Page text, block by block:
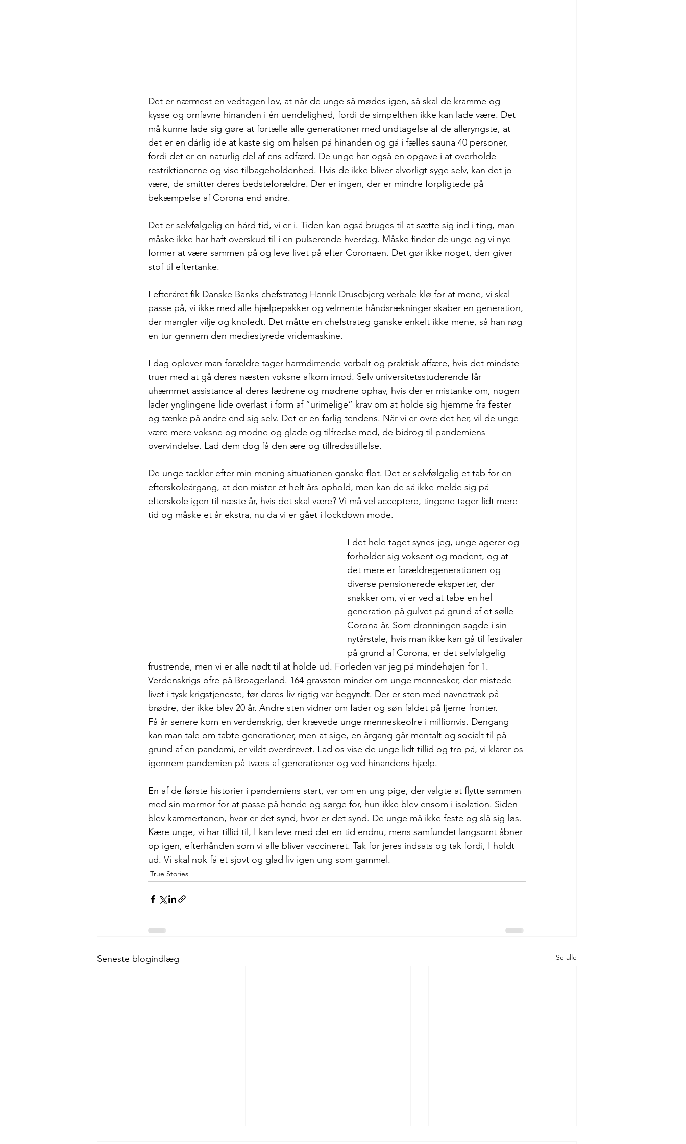
Det er nærmest en vedtagen lov, at når de unge så mødes igen, så skal de kramme og
kysse og omfavne hinanden i én uendelighed, fordi de simpelthen ikke kan lade være. Det
må kunne lade sig gøre at fortælle alle generationer med undtagelse af de alleryngste, at
det er en dårlig ide at kaste sig om halsen på hinanden og gå i fælles sauna 40 personer,
fordi det er en naturlig del af ens adfærd. De unge har også en opgave i at overholde
restriktionerne og vise tilbageholdenhed. Hvis de ikke bliver alvorligt syge selv, kan det jo
være, de smitter deres bedsteforældre. Der er ingen, der er mindre forpligtede på
bekæmpelse af Corona end andre.
Det er selvfølgelig en hård tid, vi er i. Tiden kan også bruges til at sætte sig ind i ting, man
måske ikke har haft overskud til i en pulserende hverdag. Måske finder de unge og vi nye
former at være sammen på og leve livet på efter Coronaen. Det gør ikke noget, den giver
stof til eftertanke.
I efteråret fik Danske Banks chefstrateg Henrik Drusebjerg verbale klø for at mene, vi skal
passe på, vi ikke med alle hjælpepakker og velmente håndsrækninger skaber en generation,
der mangler vilje og knofedt. Det måtte en chefstrateg ganske enkelt ikke mene, så han røg
en tur gennem den mediestyrede vridemaskine.
I dag oplever man forældre tager harmdirrende verbalt og praktisk affære, hvis det mindste
truer med at gå deres næsten voksne afkom imod. Selv universitetsstuderende får
uhæmmet assistance af deres fædrene og mødrene ophav, hvis der er mistanke om, nogen
lader ynglingene lide overlast i form af ”urimelige” krav om at holde sig hjemme fra fester
og tænke på andre end sig selv. Det er en farlig tendens. Når vi er ovre det her, vil de unge
være mere voksne og modne og glade og tilfredse med, de bidrog til pandemiens
overvindelse. Lad dem dog få den ære og tilfredsstillelse.
De unge tackler efter min mening situationen ganske flot. Det er selvfølgelig et tab for en
efterskoleårgang, at den mister et helt års ophold, men kan de så ikke melde sig på
efterskole igen til næste år, hvis det skal være? Vi må vel acceptere, tingene tager lidt mere
tid og måske et år ekstra, nu da vi er gået i lockdown mode.
I det hele taget synes jeg, unge agerer og
forholder sig voksent og modent, og at
det mere er forældregenerationen og
diverse pensionerede eksperter, der
snakker om, vi er ved at tabe en hel
generation på gulvet på grund af et sølle
Corona-år. Som dronningen sagde i sin
nytårstale, hvis man ikke kan gå til festivaler
på grund af Corona, er det selvfølgelig
frustrende, men vi er alle nødt til at holde ud. Forleden var jeg på mindehøjen for 1.
Verdenskrigs ofre på Broagerland. 164 gravsten minder om unge mennesker, der mistede
livet i tysk krigstjeneste, før deres liv rigtig var begyndt. Der er sten med navnetræk på
brødre, der ikke blev 20 år. Andre sten vidner om fader og søn faldet på fjerne fronter.
Få år senere kom en verdenskrig, der krævede unge menneskeofre i millionvis. Dengang
kan man tale om tabte generationer, men at sige, en årgang går mentalt og socialt til på
grund af en pandemi, er vildt overdrevet. Lad os vise de unge lidt tillid og tro på, vi klarer os
igennem pandemien på tværs af generationer og ved hinandens hjælp.
En af de første historier i pandemiens start, var om en ung pige, der valgte at flytte sammen
med sin mormor for at passe på hende og sørge for, hun ikke blev ensom i isolation. Siden
blev kammertonen, hvor er det synd, hvor er det synd. De unge må ikke feste og slå sig løs.
Kære unge, vi har tillid til, I kan leve med det en tid endnu, mens samfundet langsomt åbner
op igen, efterhånden som vi alle bliver vaccineret. Tak for jeres indsats og tak fordi, I holdt
ud. Vi skal nok få et sjovt og glad liv igen ung som gammel.
True Stories
Seneste blogindlæg Se alle